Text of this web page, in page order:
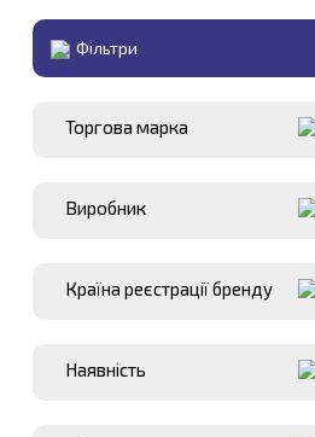
Фiльтри
Торгова марка
Виробник
Країна реєстрації бренду
Наявнiсть